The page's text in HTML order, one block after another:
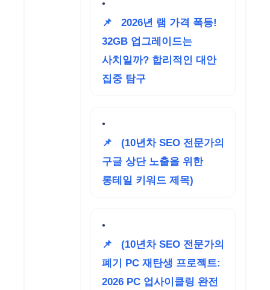
📌
2026년 램 가격 폭등!
32GB 업그레이드는
사치일까? 합리적인 대안
집중 탐구
📌
(10년차 SEO 전문가의
구글 상단 노출을 위한
롱테일 키워드 제목)
📌
(10년차 SEO 전문가의
폐기 PC 재탄생 프로젝트:
2026 PC 업사이클링 완전